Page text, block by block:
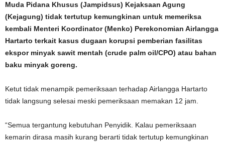
Muda Pidana Khusus (Jampidsus) Kejaksaan Agung
(Kejagung) tidak tertutup kemungkinan untuk memeriksa
kembali Menteri Koordinator (Menko) Perekonomian Airlangga
Hartarto terkait kasus dugaan korupsi pemberian fasilitas
ekspor minyak sawit mentah (crude palm oil/CPO) atau bahan
baku minyak goreng.
Ketut tidak menampik pemeriksaan terhadap Airlangga Hartarto
tidak langsung selesai meski pemeriksaan memakan 12 jam.
“Semua tergantung kebutuhan Penyidik. Kalau pemeriksaan
kemarin dirasa masih kurang berarti tidak tertutup kemungkinan